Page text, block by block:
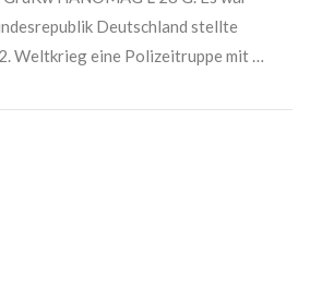
Deutschland stellte
Weltkrieg eine Polizeitruppe mit …